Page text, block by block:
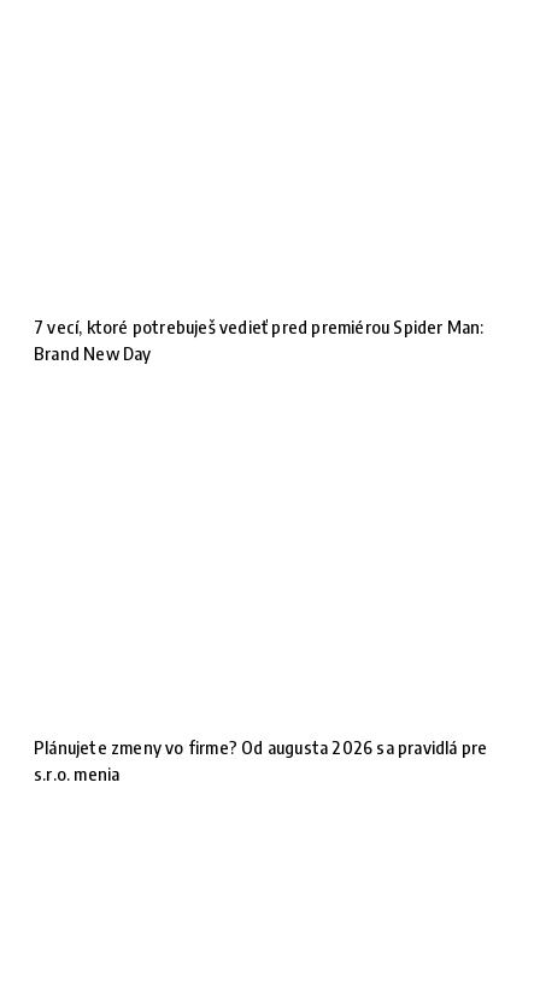
7 vecí, ktoré potrebuješ vedieť pred premiérou Spider Man:
Brand New Day
Plánujete zmeny vo firme? Od augusta 2026 sa pravidlá pre
s.r.o. menia